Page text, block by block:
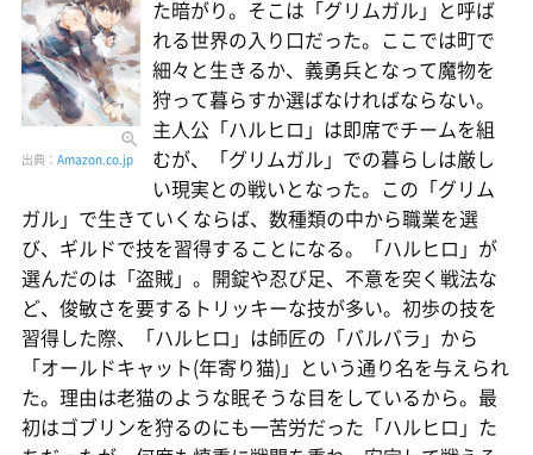
出典： Amazon.co.jp
た暗がり。そこは「グリムガル」と呼ば
れる世界の入り口だった。ここでは町で
細々と生きるか、義勇兵となって魔物を
狩って暮らすか選ばなければならない。
主人公「ハルヒロ」は即席でチームを組
むが、「グリムガル」での暮らしは厳し
い現実との戦いとなった。この「グリム
ガル」で生きていくならば、数種類の中から職業を選
び、ギルドで技を習得することになる。「ハルヒロ」が
選んだのは「盗賊」。開錠や忍び足、不意を突く戦法な
ど、俊敏さを要するトリッキーな技が多い。初歩の技を
習得した際、「ハルヒロ」は師匠の「バルバラ」から
「オールドキャット(年寄り猫)」という通り名を与えられ
た。理由は老猫のような眠そうな目をしているから。最
初はゴブリンを狩るのにも一苦労だった「ハルヒロ」た